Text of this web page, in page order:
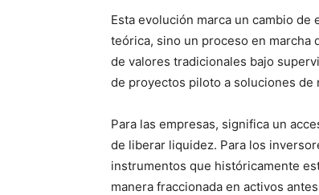
Esta evolución marca un cambio
teórica, sino un proceso en marcha
de valores tradicionales bajo
de proyectos piloto a soluciones de
Para las empresas, significa un
de liberar liquidez. Para los
instrumentos que históricamente
manera fraccionada en activos